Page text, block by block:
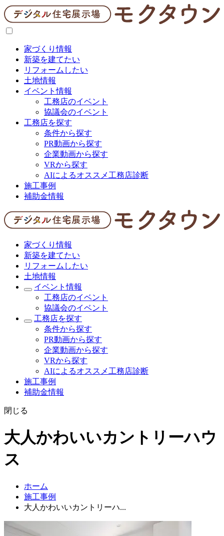
家づくり情報
新築を建てたい
リフォームしたい
土地情報
イベント情報
工務店のイベント
協議会のイベント
工務店を探す
条件から探す
PR動画から探す
企業動画から探す
VRから探す
AIによるオススメ工務店診断
施工事例
補助金情報
家づくり情報
新築を建てたい
リフォームしたい
土地情報
イベント情報
工務店のイベント
協議会のイベント
工務店を探す
条件から探す
PR動画から探す
企業動画から探す
VRから探す
AIによるオススメ工務店診断
施工事例
補助金情報
閉じる
大人かわいいカントリーハウ
ス
ホーム
施工事例
大人かわいいカントリーハ...